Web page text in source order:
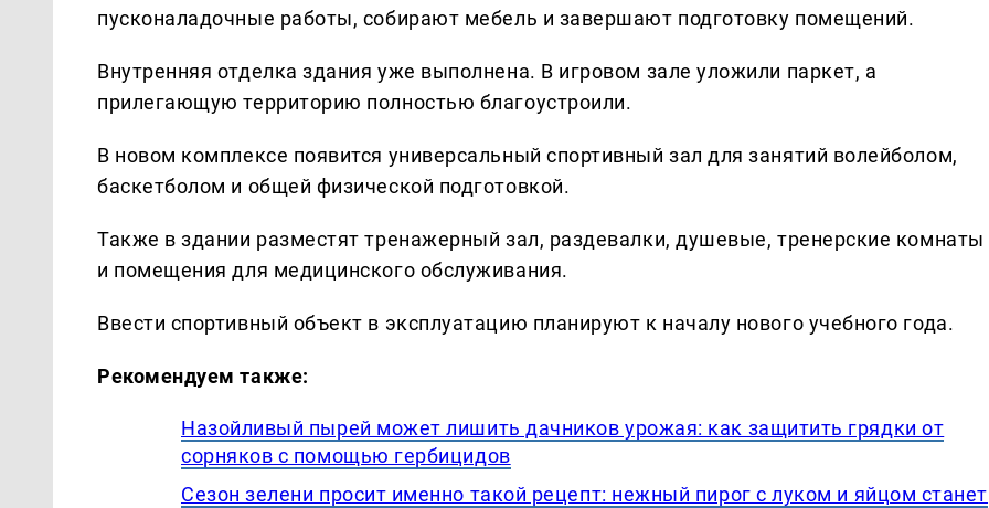
пусконаладочные работы, собирают мебель и завершают подготовку помещений.
Внутренняя отделка здания уже выполнена. В игровом зале уложили паркет, а
прилегающую территорию полностью благоустроили.
В новом комплексе появится универсальный спортивный зал для занятий волейболом,
баскетболом и общей физической подготовкой.
Также в здании разместят тренажерный зал, раздевалки, душевые, тренерские комнаты
и помещения для медицинского обслуживания.
Ввести спортивный объект в эксплуатацию планируют к началу нового учебного года.
Рекомендуем также:
Назойливый пырей может лишить дачников урожая: как защитить грядки от
сорняков с помощью гербицидов
Сезон зелени просит именно такой рецепт: нежный пирог с луком и яйцом станет